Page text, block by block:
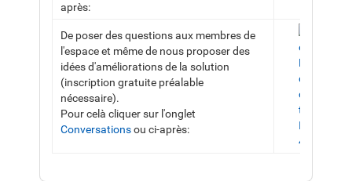
après:
De poser des questions aux membres de
l'espace et même de nous proposer des
idées d'améliorations de la solution
(inscription gratuite préalable
nécessaire).
Pour celà cliquer sur l'onglet
Conversationsou ci-après: